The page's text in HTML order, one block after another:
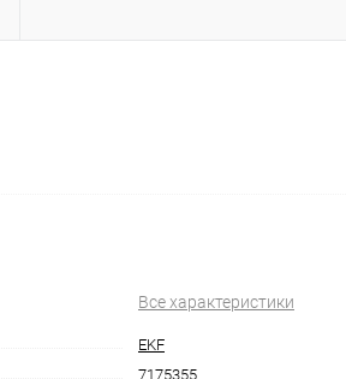
Все характеристики
EKF
7175355